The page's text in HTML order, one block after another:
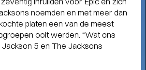
noemden en met meer dan
platen een van de meest
ooit werden. “Wat ons
5 en The Jacksons